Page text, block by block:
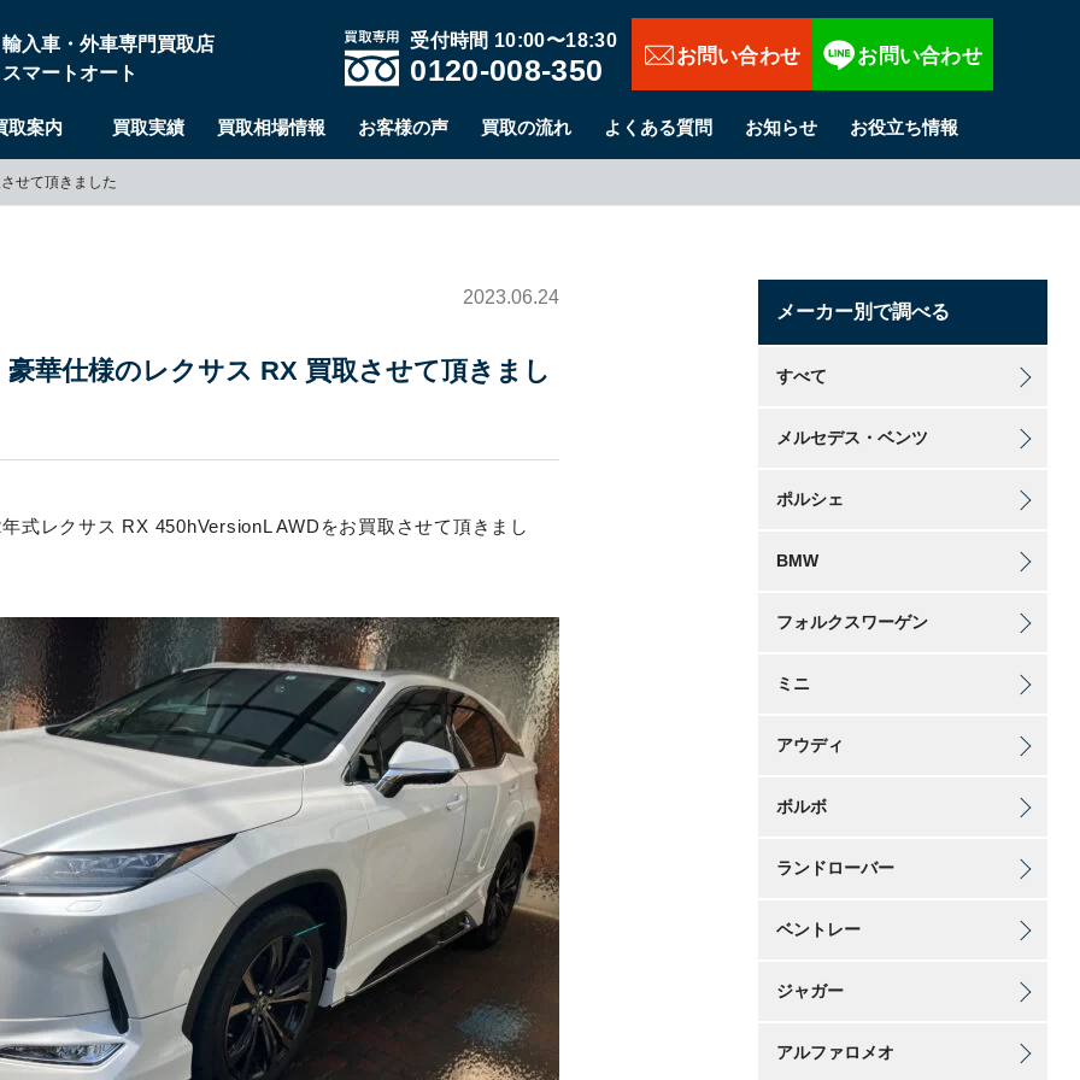
輸入車・外車専門買取店
スマートオート
受付時間 10:00〜18:30
0120-008-350
取案内 買取実績 買取相場情報 お客様の声 買取の流れ よくある質問 お知らせ お役立ち情報
せて頂きました
2023.06.24
華仕様のレクサス RX 買取させて頂きまし
式レクサス RX 450hVersionL AWDをお買取させて頂きまし
メーカー別で調べる
すべて
メルセデス・ベンツ
ポルシェ
BMW
フォルクスワーゲン
ミニ
アウディ
ボルボ
ランドローバー
ベントレー
ジャガー
アルファロメオ